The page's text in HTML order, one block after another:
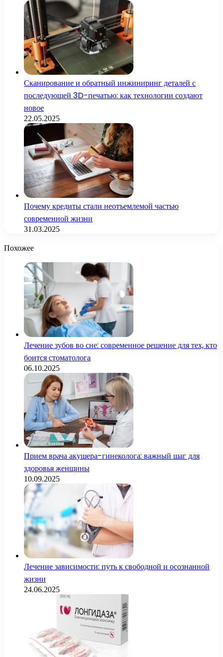
Сканирование и обратный инжиниринг деталей с
последующей 3D-печатью: как технологии создают
новое
22.05.2025
Почему кредиты стали неотъемлемой частью
современной жизни
31.03.2025
Похожее
Лечение зубов во сне: современное решение для тех, кто
боится стоматолога
06.10.2025
Прием врача акушера-гинеколога: важный шаг для
здоровья женщины
10.09.2025
Лечение зависимости: путь к свободной и осознанной
жизни
24.06.2025